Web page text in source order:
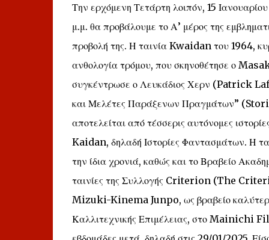
Την ερχόμενη Τετάρτη λοιπόν, 15
μ.μ. θα προβάλουμε το Α’ μέρος της
προβολή της. Η ταινία Kwaidan του 1964,
ανθολογία τρόμου, που σκηνοθέτησε ο
συγκέντρωσε ο Λευκάδιος Χερν (Patrick
και Μελέτες Παράξενων Πραγμάτων”
αποτελείται από τέσσερις αυτόνομες
Kaidan, δηλαδή Ιστορίες Φαντασμάτων. Η
την ίδια χρονιά, καθώς και το Βραβείο
ταινίες της Συλλογής Criterion (The
Mizuki-Kinema Junpo, ως βραβείο
Καλλιτεχνικής Επιμέλειας, στο Mainichi